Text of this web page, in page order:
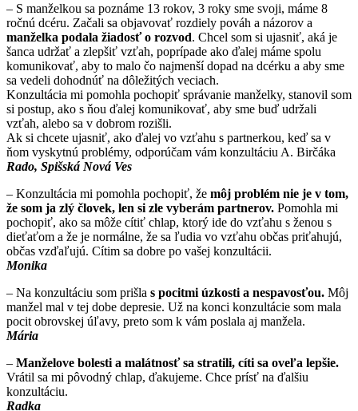
– S manželkou sa poznáme 13 rokov, 3 roky sme svoji, máme 8
ročnú dcéru. Začali sa objavovať rozdiely pováh a názorov a
manželka podala žiadosť o rozvod. Chcel som si ujasniť, aká je
šanca udržať a zlepšiť vzťah, poprípade ako ďalej máme spolu
komunikovať, aby to malo čo najmenší dopad na dcérku a aby sme
sa vedeli dohodnúť na dôležitých veciach.
Konzultácia mi pomohla pochopiť správanie manželky, stanovil som
si postup, ako s ňou ďalej komunikovať, aby sme buď udržali
vzťah, alebo sa v dobrom rozišli.
Ak si chcete ujasniť, ako ďalej vo vzťahu s partnerkou, keď sa v
ňom vyskytnú problémy, odporúčam vám konzultáciu A. Birčáka
Rado, Spišská Nová Ves
– Konzultácia mi pomohla pochopiť, že môj problém nie je v tom,
že som ja zlý človek, len si zle vyberám partnerov. Pomohla mi
pochopiť, ako sa môže cítiť chlap, ktorý ide do vzťahu s ženou s
dieťaťom a že je normálne, že sa ľudia vo vzťahu občas priťahujú,
občas vzďaľujú. Cítim sa dobre po vašej konzultácii.
Monika
– Na konzultáciu som prišla s pocitmi úzkosti a nespavosťou. Môj
manžel mal v tej dobe depresie. Už na konci konzultácie som mala
pocit obrovskej úľavy, preto som k vám poslala aj manžela.
Mária
– Manželove bolesti a malátnosť sa stratili, cíti sa oveľa lepšie.
Vrátil sa mi pôvodný chlap, ďakujeme. Chce prísť na ďalšiu
konzultáciu.
Radka